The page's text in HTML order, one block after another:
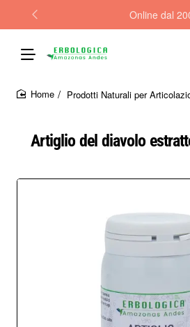
Online dal
Artiglio del diavolo
Prodotti Naturali per